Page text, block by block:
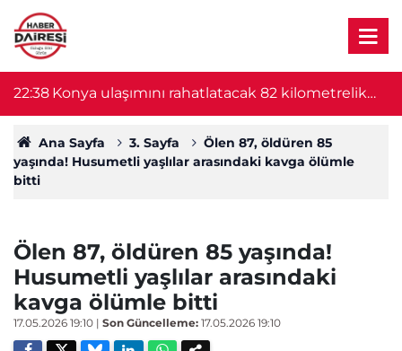
22:38 Konya ulaşımını rahatlatacak 82 kilometrelik
proje başlıyor! Bakan Uraloğlu duyurdu
Ana Sayfa 3. Sayfa
Ölen 87, öldüren 85
yaşında! Husumetli yaşlılar arasındaki kavga ölümle
bitti
Ölen 87, öldüren 85 yaşında!
Husumetli yaşlılar arasındaki
kavga ölümle bitti
17.05.2026 19:10 | Son Güncelleme: 17.05.2026 19:10